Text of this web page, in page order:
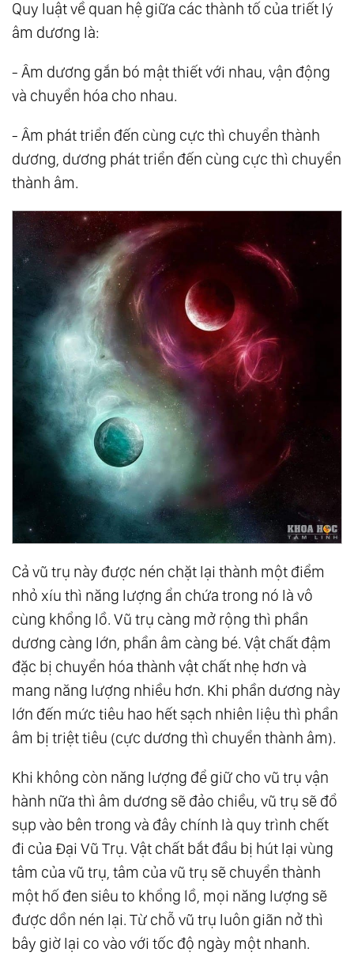
167.Quy Luật Cân Bằng
169.Khi Cảm Xúc Và Suy Nghĩ Hòa Làm Một
170.Bộ Lọc Tình Yêu - Nơi Năng Lượng Được
Chuyển Hóa
171.
Thuận Duyên - Con Đường Bước Ra Khỏi
Trò Chơi Hai Mặt
173. Thuận Tự Nhiên Thì Tự Nhiên Thuận
174.
Sức Mạnh Của Sự Thật
175. Tượng Đài Của Cái Tôi
176.Ba Nền Tảng Của Sức Khỏe Toàn Diện
177.Khi Mất Rồi Mới Thấy Biết Ơn Những Gì
Mình Đang Có
178.Cân Bằng Giữa Trái Tim Và Lý Trí
179.
Đỉnh Cao Của Trí Tuệ Chính Là Sự Đơn
Giản
180.
Thiên Đường Hay Địa Ngục - Chỉ Khác
Nhau Ở Nhận Thức
Giá Trị Của Tình Người Trong Lúc Khó
Khăn
183. Tan Chảy Để Trở Về Đại Dương
184.Giáo Dục Chân Chính
185. Cả Thế Giới Này Được Tạo Ra Chỉ Là: “Vì
Bạn”
186.
Tình Yêu Của Tạo Hóa - Không Thiên Vị,
Không Phân Biệt
187.Giá Trị Sống - Thước Đo Của Hạnh Phúc
189.Chuyển Hóa Nghiệp
190.Phật Ở Trong Tâm
191.Nụ Cười Của Phật Di Lặc
192.Vượt Ra Ngoài Nhân Quả
193.Giáo Dục Thuận Tự Nhiên - Đừng Bắt Cá
Leo Cây
194.Từ Bi Với Chính Mình - Cội Nguồn Của
Quy luật về quan hệ giữa các thành tố của triết lý
âm dương là:
- Âm dương gắn bó mật thiết với nhau, vận động
và chuyển hóa cho nhau.
- Âm phát triển đến cùng cực thì chuyển thành
dương, dương phát triển đến cùng cực thì chuyển
thành âm.
Cả vũ trụ này được nén chặt lại thành một điểm
nhỏ xíu thì năng lượng ẩn chứa trong nó là vô
cùng khổng lồ. Vũ trụ càng mở rộng thì phần
dương càng lớn, phần âm càng bé. Vật chất đậm
đặc bị chuyển hóa thành vật chất nhẹ hơn và
mang năng lượng nhiều hơn. Khi phần dương này
lớn đến mức tiêu hao hết sạch nhiên liệu thì phần
âm bị triệt tiêu (cực dương thì chuyển thành âm).
Khi không còn năng lượng để giữ cho vũ trụ vận
hành nữa thì âm dương sẽ đảo chiều, vũ trụ sẽ đổ
sụp vào bên trong và đây chính là quy trình chết
đi của Đại Vũ Trụ. Vật chất bắt đầu bị hút lại vùng
tâm của vũ trụ, tâm của vũ trụ sẽ chuyển thành
một hố đen siêu to khổng lồ, mọi năng lượng sẽ
được dồn nén lại. Từ chỗ vũ trụ luôn giãn nở thì
bây giờ lại co vào với tốc độ ngày một nhanh.